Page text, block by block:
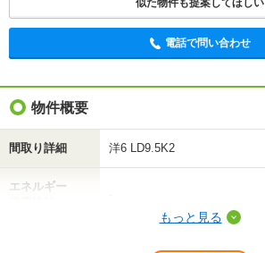
似た物件も提案してほしい
電話で問い合わせ
物件概要
間取り詳細 洋6 LD9.5K2
エネルギー
もっと見る